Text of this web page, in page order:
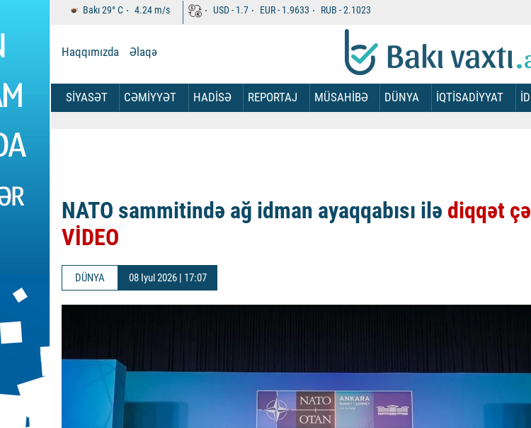
Bakı29°C 4.24m/s USD -1.7 EUR -1.9633 RUB -2.1023
Haqqımızda Əlaqə
SİYASƏT CƏMİYYƏT HADİSƏ REPORTAJ MÜSAHİBƏ DÜNYA İQTİSADİYYAT
NATO sammitində ağ idman ayaqqabısı ilə diqqət
VİDEO
DÜNYA 08 Iyul 2026 | 17:07